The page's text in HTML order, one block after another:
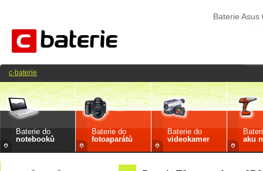
Baterie
Baterie do
notebooků
Baterie do
fotoaparátů
Baterie do
videokamer
aku
c-baterie